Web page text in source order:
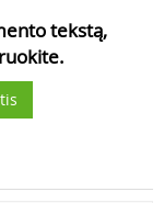
tekstą,